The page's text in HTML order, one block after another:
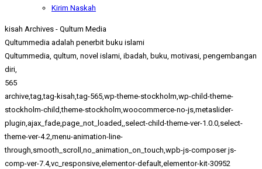
Kirim Naskah
kisah Archives - Qultum Media
Qultummedia adalah penerbit buku islami
Qultummedia, qultum, novel islami, ibadah, buku, motivasi, pengembangan
diri,
565
archive,tag,tag-kisah,tag-565,wp-theme-stockholm,wp-child-theme-
stockholm-child,theme-stockholm,woocommerce-no-js,metaslider-
plugin,ajax_fade,page_not_loaded,,select-child-theme-ver-1.0.0,select-
theme-ver-4.2,menu-animation-line-
through,smooth_scroll,no_animation_on_touch,wpb-js-composer js-
comp-ver-7.4,vc_responsive,elementor-default,elementor-kit-30952